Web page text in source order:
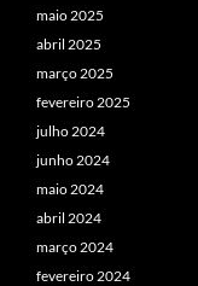
maio 2025
abril 2025
março 2025
fevereiro 2025
julho 2024
junho 2024
maio 2024
abril 2024
março 2024
fevereiro 2024